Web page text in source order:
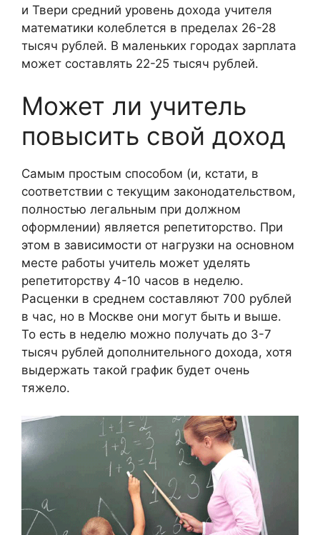
и Твери средний уровень дохода учителя
математики колеблется в пределах 26-28
тысяч рублей. В маленьких городах зарплата
может составлять 22-25 тысяч рублей.
Может ли учитель
повысить свой доход
Самым простым способом (и, кстати, в
соответствии с текущим законодательством,
полностью легальным при должном
оформлении) является репетиторство. При
этом в зависимости от нагрузки на основном
месте работы учитель может уделять
репетиторству 4-10 часов в неделю.
Расценки в среднем составляют 700 рублей
в час, но в Москве они могут быть и выше.
То есть в неделю можно получать до 3-7
тысяч рублей дополнительного дохода, хотя
выдержать такой график будет очень
тяжело.